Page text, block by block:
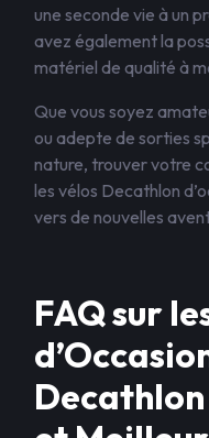
une seconde vie à un
avez également la
matériel de qualité à
Que vous soyez
ou adepte de sorties
nature, trouver votre
les vélos Decathlon
vers de nouvelles
FAQ sur